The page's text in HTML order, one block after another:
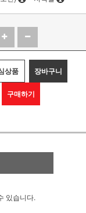
상품 장바구니
구매하기
있습니다.